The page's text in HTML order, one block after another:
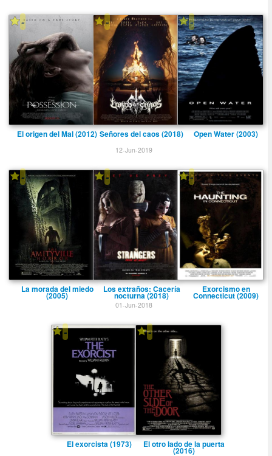
-
El origen del Mal (2012)
-
Señores del caos (2018)
12-Jun-2019
-
Open Water (2003)
-
La morada del miedo
(2005)
-
Los extraños: Cacerí­a
nocturna (2018)
01-Jun-2018
-
Exorcismo en
Connecticut (2009)
-
El exorcista (1973)
-
El otro lado de la puerta
(2016)